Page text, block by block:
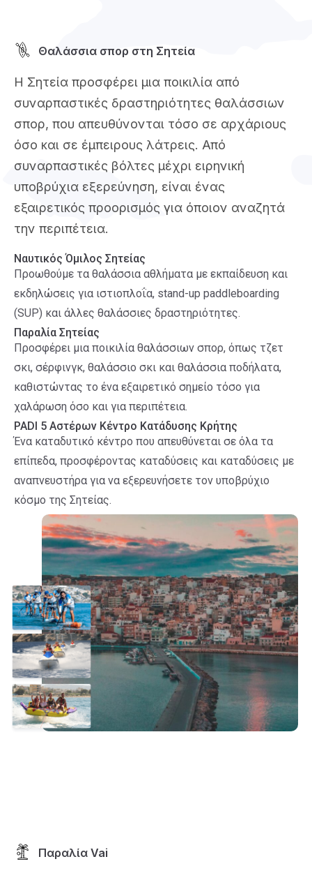
Θαλάσσια σπορ στη Σητεία
Η Σητεία προσφέρει μια ποικιλία από
συναρπαστικές δραστηριότητες θαλάσσιων
σπορ, που απευθύνονται τόσο σε αρχάριους
όσο και σε έμπειρους λάτρεις. Από
συναρπαστικές βόλτες μέχρι ειρηνική
υποβρύχια εξερεύνηση, είναι ένας
εξαιρετικός προορισμός για όποιον αναζητά
την περιπέτεια.
Ναυτικός Όμιλος Σητείας
Προωθούμε τα θαλάσσια αθλήματα με εκπαίδευση και
εκδηλώσεις για ιστιοπλοΐα, stand-up paddleboarding
(SUP) και άλλες θαλάσσιες δραστηριότητες.
Παραλία Σητείας
Προσφέρει μια ποικιλία θαλάσσιων σπορ, όπως τζετ
σκι, σέρφινγκ, θαλάσσιο σκι και θαλάσσια ποδήλατα,
καθιστώντας το ένα εξαιρετικό σημείο τόσο για
χαλάρωση όσο και για περιπέτεια.
PADI 5 Αστέρων Κέντρο Κατάδυσης Κρήτης
Ένα καταδυτικό κέντρο που απευθύνεται σε όλα τα
επίπεδα, προσφέροντας καταδύσεις και καταδύσεις με
αναπνευστήρα για να εξερευνήσετε τον υποβρύχιο
κόσμο της Σητείας.
Παραλία Vai